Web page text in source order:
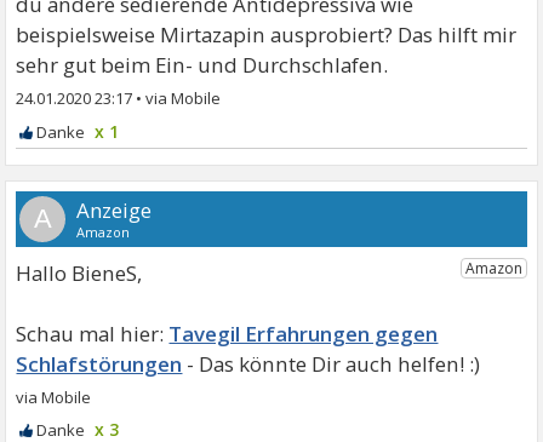
beispielsweise Mirtazapin ausprobiert? Das hilft mir
sehr gut beim Ein- und Durchschlafen.
24.01.2020 23:17 •
x 1
A
Hallo BieneS,
Tavegil Erfahrungen gegen
Schlafstörungen
x 3